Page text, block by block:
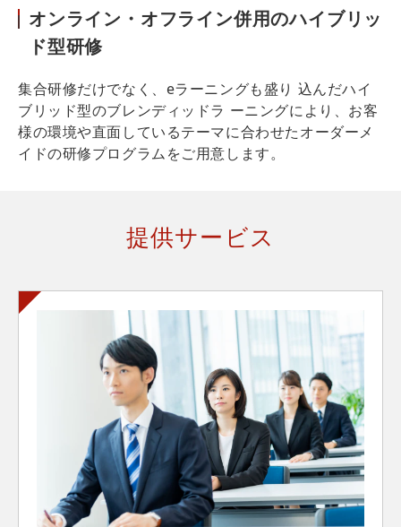
オンライン・オフライン併用のハイブリッ
ド型研修
集合研修だけでなく、eラーニングも盛り 込んだハイ
ブリッド型のブレンディッドラ ーニングにより、お客
様の環境や直面しているテーマに合わせたオーダーメ
イドの研修プログラムをご用意します。
提供サービス